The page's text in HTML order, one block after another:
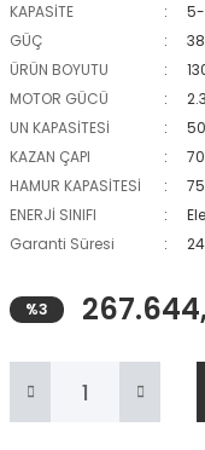
KAPASİTE
GÜÇ
ÜRÜN BOYUTU
MOTOR GÜCÜ
UN KAPASİTESİ
KAZAN ÇAPI
HAMUR KAPASİTESİ
ENERJİ SINIFI
Garanti Süresi
%3